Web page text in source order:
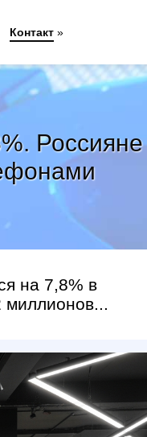
на 7,8% в
миллионов...
Контакт»